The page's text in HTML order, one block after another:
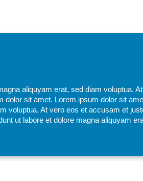
aliquyam erat, sed diam voluptua.
dolor sit amet. Lorem ipsum dolor sit
voluptua. At vero eos et accusam et
ut labore et dolore magna aliquyam